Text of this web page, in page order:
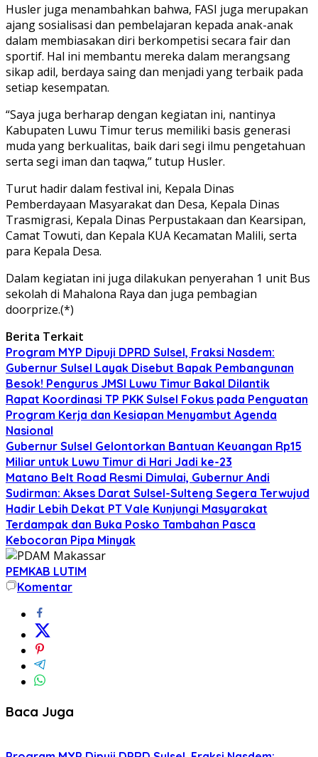
Husler juga menambahkan bahwa, FASI juga merupakan
ajang sosialisasi dan pembelajaran kepada anak-anak
dalam membiasakan diri berkompetisi secara fair dan
sportif. Hal ini membantu mereka dalam merangsang
sikap adil, berdaya saing dan menjadi yang terbaik pada
setiap kesempatan.
“Saya juga berharap dengan kegiatan ini, nantinya
Kabupaten Luwu Timur terus memiliki basis generasi
muda yang berkualitas, baik dari segi ilmu pengetahuan
serta segi iman dan taqwa,” tutup Husler.
Turut hadir dalam festival ini, Kepala Dinas
Pemberdayaan Masyarakat dan Desa, Kepala Dinas
Trasmigrasi, Kepala Dinas Perpustakaan dan Kearsipan,
Camat Towuti, dan Kepala KUA Kecamatan Malili, serta
para Kepala Desa.
Dalam kegiatan ini juga dilakukan penyerahan 1 unit Bus
sekolah di Mahalona Raya dan juga pembagian
doorprize.(*)
Berita Terkait
Program MYP Dipuji DPRD Sulsel, Fraksi Nasdem:
Gubernur Sulsel Layak Disebut Bapak Pembangunan
Besok! Pengurus JMSI Luwu Timur Bakal Dilantik
Rapat Koordinasi TP PKK Sulsel Fokus pada Penguatan
Program Kerja dan Kesiapan Menyambut Agenda
Nasional
Gubernur Sulsel Gelontorkan Bantuan Keuangan Rp15
Miliar untuk Luwu Timur di Hari Jadi ke-23
Matano Belt Road Resmi Dimulai, Gubernur Andi
Sudirman: Akses Darat Sulsel-Sulteng Segera Terwujud
Hadir Lebih Dekat PT Vale Kunjungi Masyarakat
Terdampak dan Buka Posko Tambahan Pasca
Kebocoran Pipa Minyak
PEMKAB LUTIM
Komentar
Baca Juga